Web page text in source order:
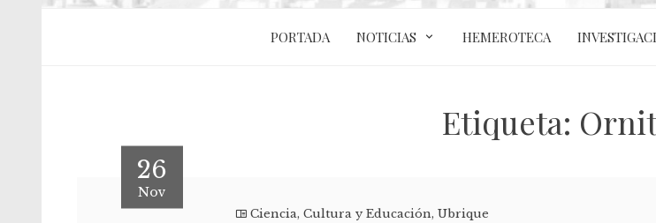
PORTADA NOTICIAS HEMEROTECA
Etiqueta:
26
Nov
Ciencia,Cultura y Educación,Ubrique